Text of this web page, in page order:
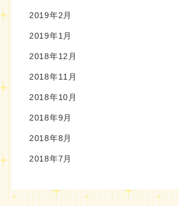
2019年2月
2019年1月
2018年12月
2018年11月
2018年10月
2018年9月
2018年8月
2018年7月